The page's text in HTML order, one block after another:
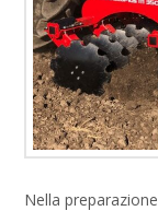
Nella